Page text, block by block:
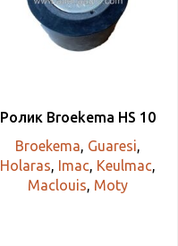
Ролик Broekema HS 10
Broekema Guaresi
Holaras Imac Keulmac
Maclouis Moty